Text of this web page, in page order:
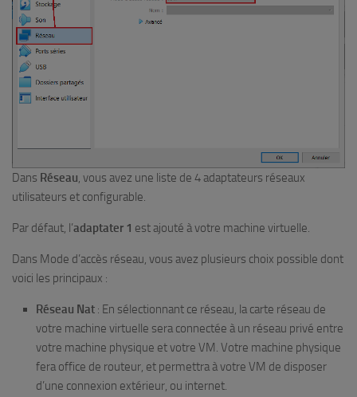
Dans Réseau, vous avez une liste de 4 adaptateurs réseaux
utilisateurs et configurable.
Par défaut, l’adaptater 1 est ajouté à votre machine virtuelle.
Dans Mode d’accès réseau, vous avez plusieurs choix possible dont
voici les principaux :
Réseau Nat : En sélectionnant ce réseau, la carte réseau de
votre machine virtuelle sera connectée à un réseau privé entre
votre machine physique et votre VM. Votre machine physique
fera office de routeur, et permettra à votre VM de disposer
d’une connexion extérieur, ou internet.